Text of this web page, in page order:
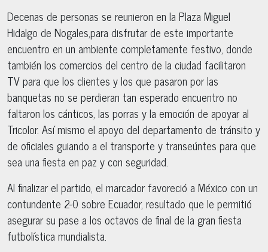
Decenas de personas se reunieron en la Plaza Miguel
Hidalgo de Nogales,para disfrutar de este importante
encuentro en un ambiente completamente festivo, donde
también los comercios del centro de la ciudad facilitaron
TV para que los clientes y los que pasaron por las
banquetas no se perdieran tan esperado encuentro no
faltaron los cánticos, las porras y la emoción de apoyar al
Tricolor. Así mismo el apoyo del departamento de tránsito y
de oficiales guiando a el transporte y transeúntes para que
sea una fiesta en paz y con seguridad.
Al finalizar el partido, el marcador favoreció a México con un
contundente 2-0 sobre Ecuador, resultado que le permitió
asegurar su pase a los octavos de final de la gran fiesta
futbolística mundialista.